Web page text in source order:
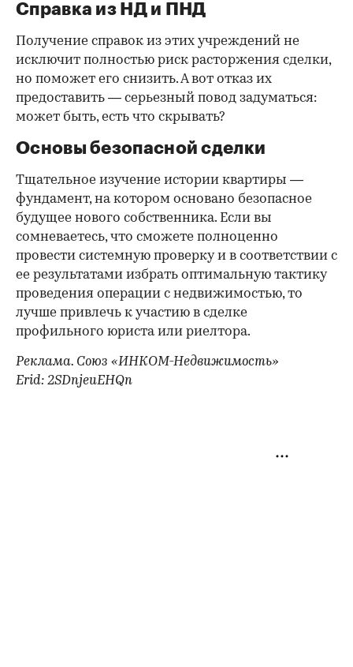
Справка из НД и ПНД
Получение справок из этих учреждений не
исключит полностью риск расторжения сделки,
но поможет его снизить. А вот отказ их
предоставить — серьезный повод задуматься:
может быть, есть что скрывать?
Основы безопасной сделки
Тщательное изучение истории квартиры —
фундамент, на котором основано безопасное
будущее нового собственника. Если вы
сомневаетесь, что сможете полноценно
провести системную проверку и в соответствии с
ее результатами избрать оптимальную тактику
проведения операции с недвижимостью, то
лучше привлечь к участию в сделке
профильного юриста или риелтора.
Реклама. Союз «ИНКОМ-Недвижимость»
Erid: 2SDnjeuEHQn